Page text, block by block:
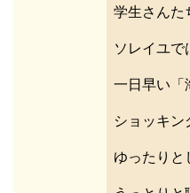
学生さんた
ソレイユで
一日早い「
ショッキン
ゆったりと